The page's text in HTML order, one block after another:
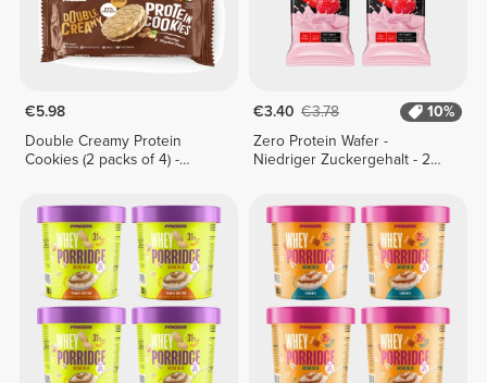
€5.98
Double Creamy Protein
Cookies (2 packs of 4) -
€3.40 €3.78
10%
Zero Protein Wafer -
Niedriger Zuckergehalt - 2